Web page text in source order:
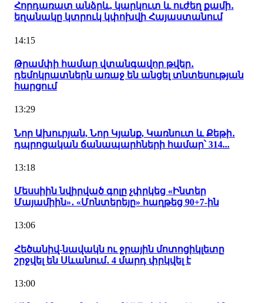
Հորդառատ անձրև, կարկուտ և ուժեղ քամի․
եղանակը կտրուկ կփոխվի Հայաստանում
14:15
Թրամփի համար վտանգավոր թվեր․
դեմոկրատներն առաջ են անցել տնտեսության
հարցում
13:29
Նոր Ախուրյան, Նոր Կյանք, Կառնուտ և Քեթի․
դպրոցական ճանապարհների համար՝ 314...
13:18
Մեսսիին նվիրված գոլը չփրկեց «Ինտեր
Մայամիին»․ «Մոնտերեյը» հաղթեց 90+7-ին
13:06
Հեծանիվ-նավակն ու ջրային մոտոցիկլետը
շրջվել են Սևանում․ 4 մարդ փրկվել է
13:00